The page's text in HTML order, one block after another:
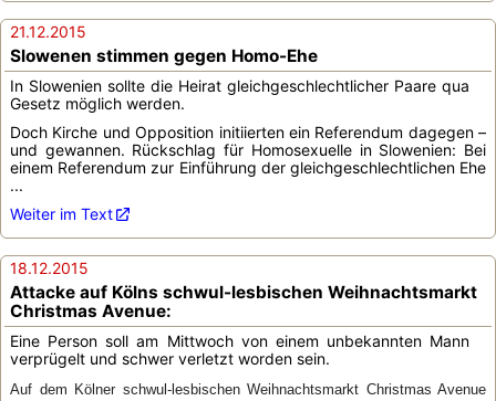
21.12.2015
Slowenen stimmen gegen Homo-Ehe
In Slowenien sollte die Heirat gleichgeschlechtlicher Paare qua
Gesetz möglich werden.
Doch Kirche und Opposition initiierten ein Referendum dagegen –
und gewannen. Rückschlag für Homosexuelle in Slowenien: Bei
einem Referendum zur Einführung der gleichgeschlechtlichen Ehe
...
Weiter im Text
18.12.2015
Attacke auf Kölns schwul-lesbischen Weihnachtsmarkt
Christmas Avenue:
Eine Person soll am Mittwoch von einem unbekannten Mann
verprügelt und schwer verletzt worden sein.
Auf dem Kölner schwul-lesbischen Weihnachtsmarkt Christmas Avenue